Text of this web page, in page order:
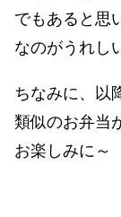
でもあると思
なのがうれし
ちなみに、以
類似のお弁当
お楽しみに～